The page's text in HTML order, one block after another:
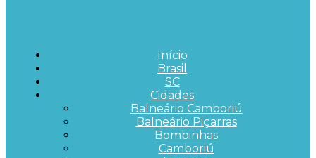
Início
Brasil
SC
Cidades
Balneário Camboriú
Balneário Piçarras
Bombinhas
Camboriú